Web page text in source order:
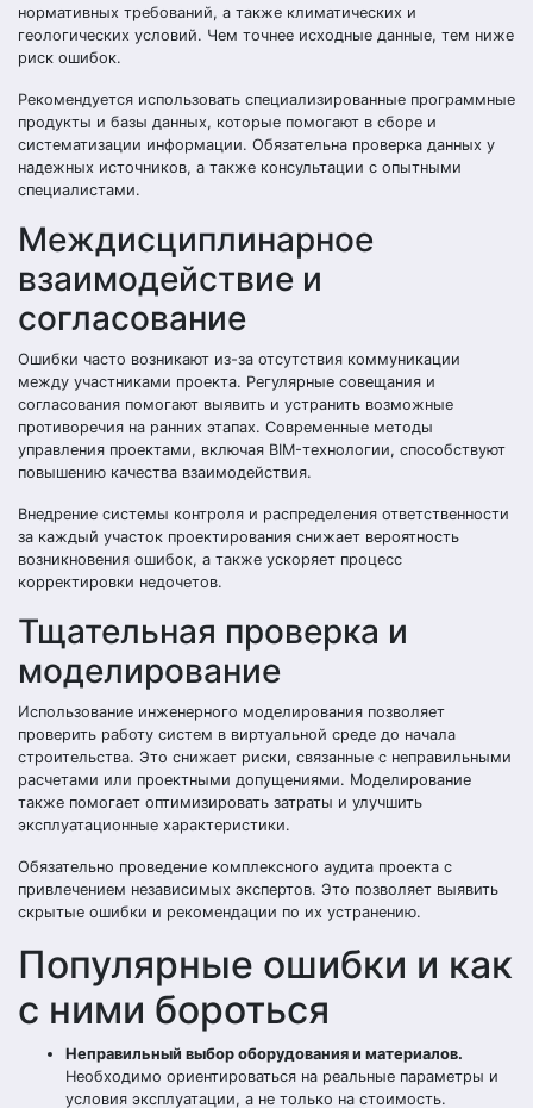
нормативных требований, а также климатических и
геологических условий. Чем точнее исходные данные, тем ниже
риск ошибок.
Рекомендуется использовать специализированные программные
продукты и базы данных, которые помогают в сборе и
систематизации информации. Обязательна проверка данных у
надежных источников, а также консультации с опытными
специалистами.
Междисциплинарное
взаимодействие и
согласование
Ошибки часто возникают из-за отсутствия коммуникации
между участниками проекта. Регулярные совещания и
согласования помогают выявить и устранить возможные
противоречия на ранних этапах. Современные методы
управления проектами, включая BIM-технологии, способствуют
повышению качества взаимодействия.
Внедрение системы контроля и распределения ответственности
за каждый участок проектирования снижает вероятность
возникновения ошибок, а также ускоряет процесс
корректировки недочетов.
Тщательная проверка и
моделирование
Использование инженерного моделирования позволяет
проверить работу систем в виртуальной среде до начала
строительства. Это снижает риски, связанные с неправильными
расчетами или проектными допущениями. Моделирование
также помогает оптимизировать затраты и улучшить
эксплуатационные характеристики.
Обязательно проведение комплексного аудита проекта с
привлечением независимых экспертов. Это позволяет выявить
скрытые ошибки и рекомендации по их устранению.
Популярные ошибки и как
с ними бороться
Неправильный выбор оборудования и материалов.
Необходимо ориентироваться на реальные параметры и
условия эксплуатации, а не только на стоимость.